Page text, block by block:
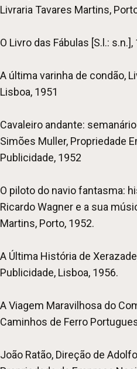
Livraria Tavares Martins,
O Livro das Fábulas [S.l.: s.n.],
A última varinha de condão,
Lisboa, 1951
Cavaleiro andante:
Simões Muller, Propriedade
Publicidade, 1952
O piloto do navio fantasma:
Ricardo Wagner e a sua
Martins, Porto, 1952.
A Última História de
Publicidade, Lisboa, 1956.
A Viagem Maravilhosa do
Caminhos de Ferro
João Ratão, Direção de